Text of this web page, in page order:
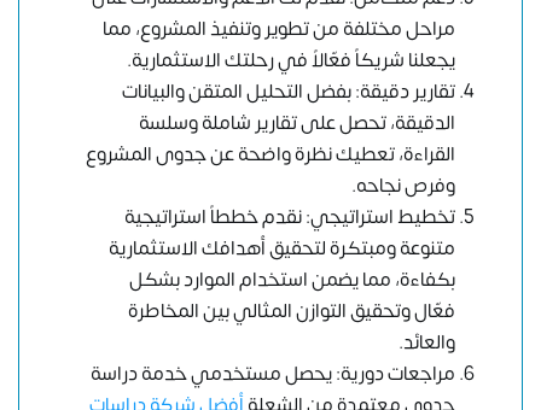
مراحل مختلفة من تطوير وتنفيذ المشروع، مما
يجعلنا شريكاً فعّالاً في رحلتك الاستثمارية.
تقارير دقيقة: بفضل التحليل المتقن والبيانات
الدقيقة، تحصل على تقارير شاملة وسلسة
القراءة، تعطيك نظرة واضحة عن جدوى المشروع
وفرص نجاحه.
تخطيط استراتيجي: نقدم خططاً استراتيجية
متنوعة ومبتكرة لتحقيق أهدافك الاستثمارية
بكفاءة، مما يضمن استخدام الموارد بشكل
فعّال وتحقيق التوازن المثالي بين المخاطرة
والعائد.
مراجعات دورية: يحصل مستخدمي خدمة دراسة